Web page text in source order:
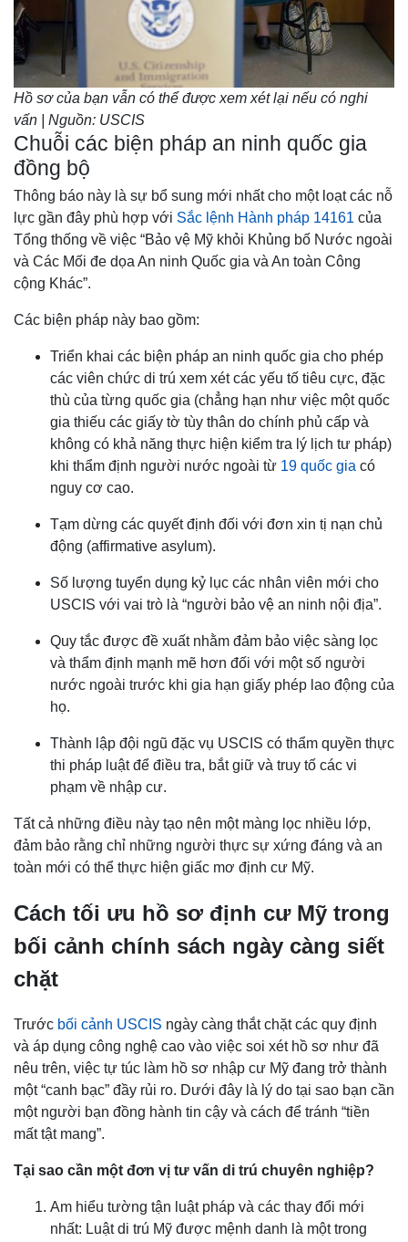
Hồ sơ của bạn vẫn có thể được xem xét lại nếu có nghi
vấn | Nguồn: USCIS
Chuỗi các biện pháp an ninh quốc gia
đồng bộ
Thông báo này là sự bổ sung mới nhất cho một loạt các nỗ
lực gần đây phù hợp với Sắc lệnh Hành pháp 14161 của
Tổng thống về việc “Bảo vệ Mỹ khỏi Khủng bố Nước ngoài
và Các Mối đe dọa An ninh Quốc gia và An toàn Công
cộng Khác”.
Các biện pháp này bao gồm:
Triển khai các biện pháp an ninh quốc gia cho phép
các viên chức di trú xem xét các yếu tố tiêu cực, đặc
thù của từng quốc gia (chẳng hạn như việc một quốc
gia thiếu các giấy tờ tùy thân do chính phủ cấp và
không có khả năng thực hiện kiểm tra lý lịch tư pháp)
khi thẩm định người nước ngoài từ 19 quốc gia có
nguy cơ cao.
Tạm dừng các quyết định đối với đơn xin tị nạn chủ
động (affirmative asylum).
Số lượng tuyển dụng kỷ lục các nhân viên mới cho
USCIS với vai trò là “người bảo vệ an ninh nội địa”.
Quy tắc được đề xuất nhằm đảm bảo việc sàng lọc
và thẩm định mạnh mẽ hơn đối với một số người
nước ngoài trước khi gia hạn giấy phép lao động của
họ.
Thành lập đội ngũ đặc vụ USCIS có thẩm quyền thực
thi pháp luật để điều tra, bắt giữ và truy tố các vi
phạm về nhập cư.
Tất cả những điều này tạo nên một màng lọc nhiều lớp,
đảm bảo rằng chỉ những người thực sự xứng đáng và an
toàn mới có thể thực hiện giấc mơ định cư Mỹ.
Cách tối ưu hồ sơ định cư Mỹ trong
bối cảnh chính sách ngày càng siết
chặt
Trước bối cảnh USCIS ngày càng thắt chặt các quy định
và áp dụng công nghệ cao vào việc soi xét hồ sơ như đã
nêu trên, việc tự túc làm hồ sơ nhập cư Mỹ đang trở thành
một “canh bạc” đầy rủi ro. Dưới đây là lý do tại sao bạn cần
một người bạn đồng hành tin cậy và cách để tránh “tiền
mất tật mang”.
Tại sao cần một đơn vị tư vấn di trú chuyên nghiệp?
Am hiểu tường tận luật pháp và các thay đổi mới
nhất: Luật di trú Mỹ được mệnh danh là một trong